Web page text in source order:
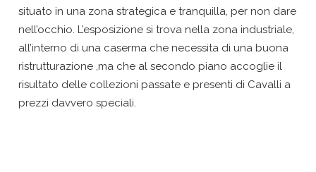
situato in una zona strategica e tranquilla, per non dare
nell’occhio. L’esposizione si trova nella zona industriale,
all’interno di una caserma che necessita di una buona
ristrutturazione ,ma che al secondo piano accoglie il
risultato delle collezioni passate e presenti di Cavalli a
prezzi davvero speciali.